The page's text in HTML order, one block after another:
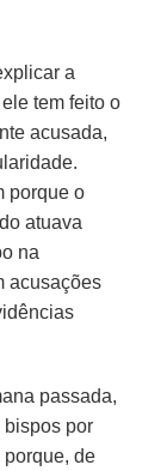
a
tem feito o
acusada,
porque o
atuava
na
acusações
passada,
por
de